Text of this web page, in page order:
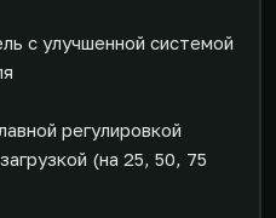
с улучшенной системой
регулировкой
(на 25, 50, 75